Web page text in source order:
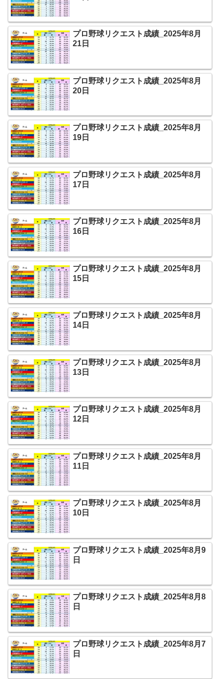
プロ野球リクエスト成績_2025年8月
21日
プロ野球リクエスト成績_2025年8月
20日
プロ野球リクエスト成績_2025年8月
19日
プロ野球リクエスト成績_2025年8月
17日
プロ野球リクエスト成績_2025年8月
16日
プロ野球リクエスト成績_2025年8月
15日
プロ野球リクエスト成績_2025年8月
14日
プロ野球リクエスト成績_2025年8月
13日
プロ野球リクエスト成績_2025年8月
12日
プロ野球リクエスト成績_2025年8月
11日
プロ野球リクエスト成績_2025年8月
10日
プロ野球リクエスト成績_2025年8月9
日
プロ野球リクエスト成績_2025年8月8
日
プロ野球リクエスト成績_2025年8月7
日